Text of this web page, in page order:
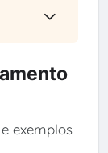
exemplos